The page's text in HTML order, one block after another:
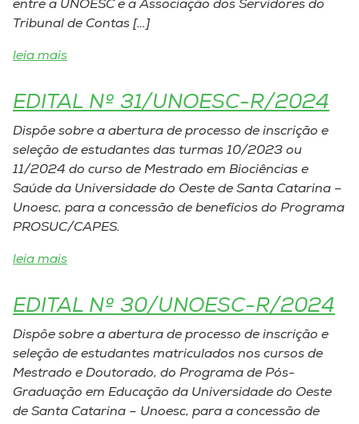
Unoesc
o idioma
A+
A-
entre a UNOESC e a Associação dos Servidores do
Tribunal de Contas […]
leia mais
EDITAL Nº 31/UNOESC-R/2024
Dispõe sobre a abertura de processo de inscrição e
seleção de estudantes das turmas 10/2023 ou
11/2024 do curso de Mestrado em Biociências e
Saúde da Universidade do Oeste de Santa Catarina –
Unoesc, para a concessão de benefícios do Programa
PROSUC/CAPES.
leia mais
EDITAL Nº 30/UNOESC-R/2024
Dispõe sobre a abertura de processo de inscrição e
seleção de estudantes matriculados nos cursos de
Mestrado e Doutorado, do Programa de Pós-
Graduação em Educação da Universidade do Oeste
de Santa Catarina – Unoesc, para a concessão de